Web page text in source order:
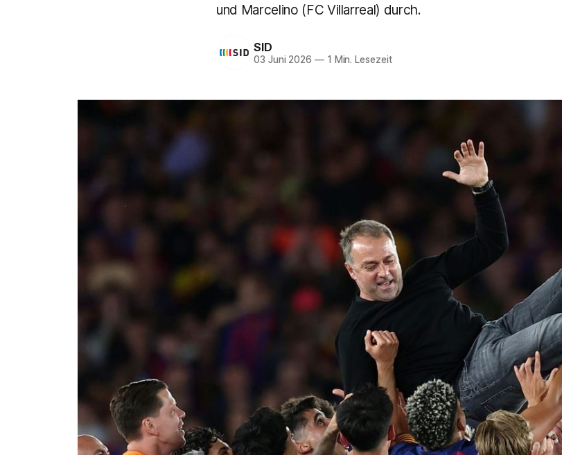
und Marcelino (FC Villarreal) durch.
SID
03 Juni 2026 —1 Min. Lesezeit